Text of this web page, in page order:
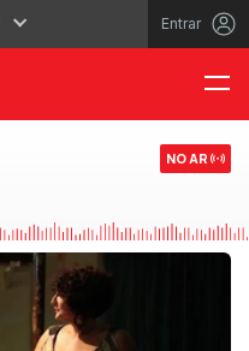
Entrar
NO AR